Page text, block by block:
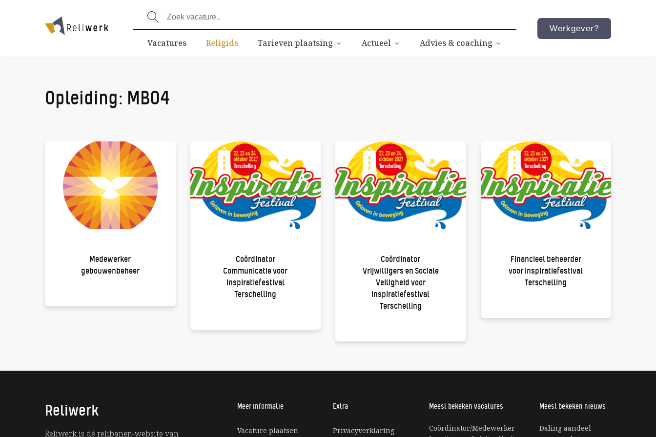
Vacatures Religids Tarieven plaatsing Actueel Advies & coaching
Werkgever?
Opleiding: MBO4
Medewerker
gebouwenbeheer
Coördinator
Communicatie voor
Inspiratiefestival
Terschelling
Coördinator
Vrijwilligers en Sociale
Veiligheid voor
Inspiratiefestival
Terschelling
Financieel beheerder
voor Inspiratiefestival
Terschelling
Reliwerk
Reliwerk is dé relibanen-website van
Meer informatie
Vacature plaatsen
Extra
Privacyverklaring
Meest bekeken vacatures
Coördinator/Medewerker
Meest bekeken nieuws
Daling aandeel